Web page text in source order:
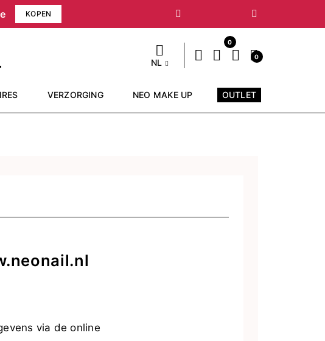
KOPEN Volgende
NL
0
0
VERZORGING NEO MAKE UP OUTLET
via de online